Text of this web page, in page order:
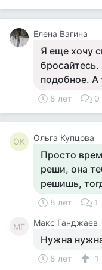
Елена Вагина
Я еще хочу
подобное. А
8 лет 0
ОК Ольга Купцова
Просто
реши, она
решишь,
8 лет 1
МГ Макс Ганджаев
Нужна
8 лет 1